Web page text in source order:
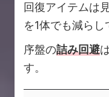
回復アイテムは
を1体でも減らし
序盤の詰み回避
す。